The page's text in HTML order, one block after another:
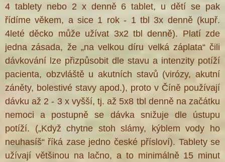
4 tablety nebo 2 x denně 6 tablet, u dětí se pak
řídíme věkem, a sice 1 rok - 1 tbl 3x denně (kupř.
4leté děcko může užívat 3x2 tbl denně). Platí zde
jedna zásada, že „na velkou díru velká záplata“ čili
dávkování lze přizpůsobit dle stavu a intenzity potíží
pacienta, obzvláště u akutních stavů (virózy, akutní
záněty, bolestivé stavy apod.), proto v Číně používají
dávku až 2 - 3 x vyšší, tj. až 5x8 tbl denně na začátku
nemoci a postupně se dávka snižuje dle ústupu
potíží. („Když chytne stoh slámy, kýblem vody ho
neuhasíš“ říká zase jedno české přísloví). Tablety se
užívají většinou na lačno, a to minimálně 15 minut